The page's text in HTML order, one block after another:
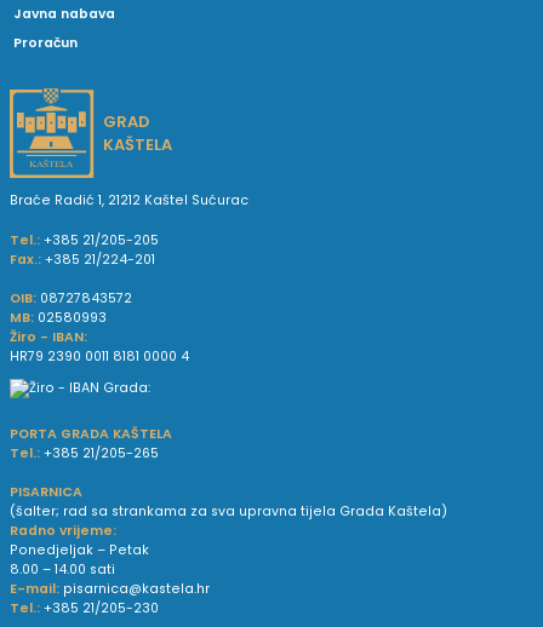
Javna nabava
Proračun
GRAD
KAŠTELA
Braće Radić 1, 21212 Kaštel Sućurac
Tel.: +385 21/205-205
Fax.: +385 21/224-201
OIB: 08727843572
MB: 02580993
Žiro - IBAN:
HR79 2390 0011 8181 0000 4
PORTA GRADA KAŠTELA
Tel.: +385 21/205-265
PISARNICA
(šalter; rad sa strankama za sva upravna tijela Grada Kaštela)
Radno vrijeme:
Ponedjeljak – Petak
8.00 – 14.00 sati
E-mail: pisarnica@kastela.hr
Tel.: +385 21/205-230